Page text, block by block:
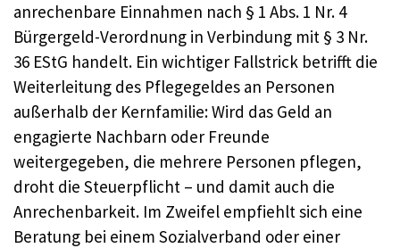
anrechenbare Einnahmen nach § 1 Abs. 1 Nr. 4
Bürgergeld-Verordnung in Verbindung mit § 3 Nr.
36 EStG handelt. Ein wichtiger Fallstrick betrifft die
Weiterleitung des Pflegegeldes an Personen
außerhalb der Kernfamilie: Wird das Geld an
engagierte Nachbarn oder Freunde
weitergegeben, die mehrere Personen pflegen,
droht die Steuerpflicht – und damit auch die
Anrechenbarkeit. Im Zweifel empfiehlt sich eine
Beratung bei einem Sozialverband oder einer